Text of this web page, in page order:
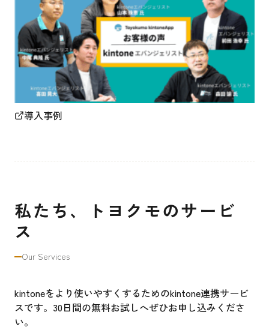
導入事例
私たち、トヨクモのサービ
ス
Our Services
kintoneをより使いやすくするためのkintone連携サービ
スです。30日間の無料お試しへぜひお申し込みくださ
い。